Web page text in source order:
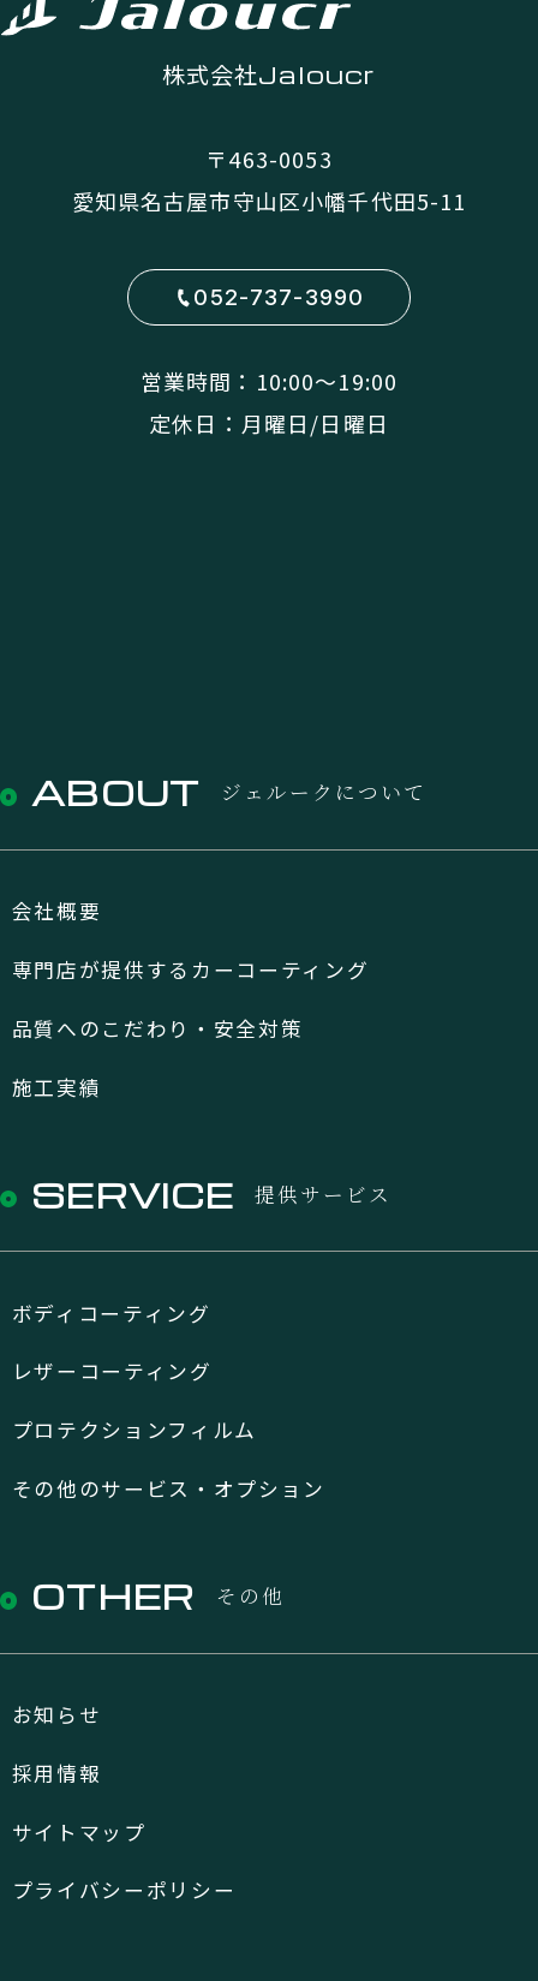
株式会社Jaloucr
〒463-0053
愛知県名古屋市守山区小幡千代田5-11
052-737-3990
営業時間：10:00〜19:00
定休日：月曜日/日曜日
ABOUT ジェルークについて
会社概要
専門店が提供するカーコーティング
品質へのこだわり・安全対策
施工実績
SERVICE 提供サービス
ボディコーティング
レザーコーティング
プロテクションフィルム
その他のサービス・オプション
OTHER その他
お知らせ
採用情報
サイトマップ
プライバシーポリシー